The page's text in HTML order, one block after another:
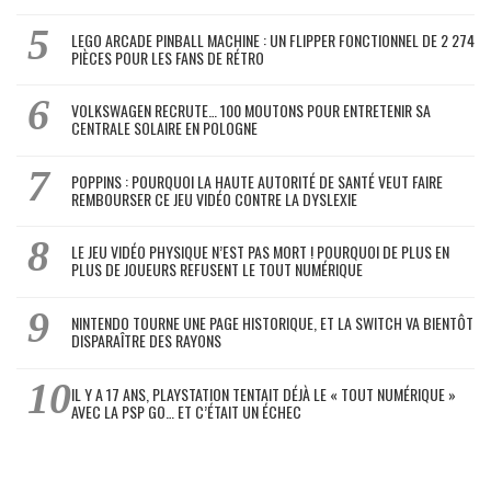
LEGO ARCADE PINBALL MACHINE : UN FLIPPER FONCTIONNEL DE 2 274
PIÈCES POUR LES FANS DE RÉTRO
VOLKSWAGEN RECRUTE… 100 MOUTONS POUR ENTRETENIR SA
CENTRALE SOLAIRE EN POLOGNE
POPPINS : POURQUOI LA HAUTE AUTORITÉ DE SANTÉ VEUT FAIRE
REMBOURSER CE JEU VIDÉO CONTRE LA DYSLEXIE
LE JEU VIDÉO PHYSIQUE N’EST PAS MORT ! POURQUOI DE PLUS EN
PLUS DE JOUEURS REFUSENT LE TOUT NUMÉRIQUE
NINTENDO TOURNE UNE PAGE HISTORIQUE, ET LA SWITCH VA BIENTÔT
DISPARAÎTRE DES RAYONS
IL Y A 17 ANS, PLAYSTATION TENTAIT DÉJÀ LE « TOUT NUMÉRIQUE »
AVEC LA PSP GO… ET C’ÉTAIT UN ÉCHEC